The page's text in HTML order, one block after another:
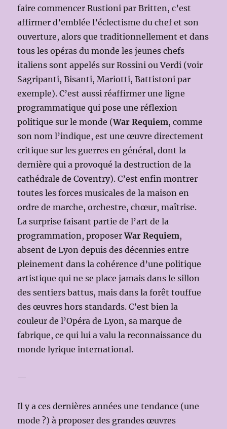
faire commencer Rustioni par Britten, c’est
affirmer d’emblée l’éclectisme du chef et son
ouverture, alors que traditionnellement et dans
tous les opéras du monde les jeunes chefs
italiens sont appelés sur Rossini ou Verdi (voir
Sagripanti, Bisanti, Mariotti, Battistoni par
exemple). C’est aussi réaffirmer une ligne
programmatique qui pose une réflexion
politique sur le monde (War Requiem, comme
son nom l’indique, est une œuvre directement
critique sur les guerres en général, dont la
dernière qui a provoqué la destruction de la
cathédrale de Coventry). C’est enfin montrer
toutes les forces musicales de la maison en
ordre de marche, orchestre, chœur, maîtrise.
La surprise faisant partie de l’art de la
programmation, proposerWar Requiem,
absent de Lyon depuis des décennies entre
pleinement dans la cohérence d’une politique
artistique qui ne se place jamais dans le sillon
des sentiers battus, mais dans la forêt touffue
des œuvres hors standards. C’est bien la
couleur de l’Opéra de Lyon, sa marque de
fabrique, ce qui lui a valu la reconnaissance du
monde lyrique international.
—
Il y a ces dernières années une tendance (une
mode ?) à proposer des grandes œuvres